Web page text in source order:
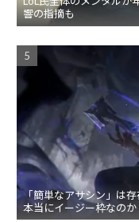
響の指摘も
「簡単なアサシン」は
本当にイージー枠なのか